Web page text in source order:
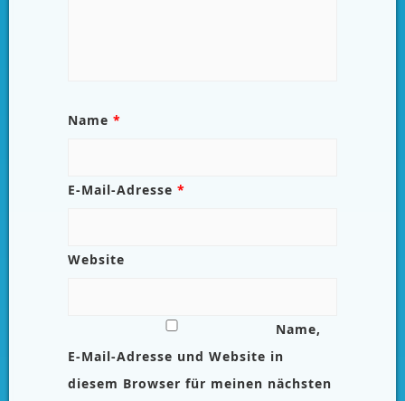
Name *
E-Mail-Adresse *
Website
Name,
E-Mail-Adresse und Website in
diesem Browser für meinen nächsten